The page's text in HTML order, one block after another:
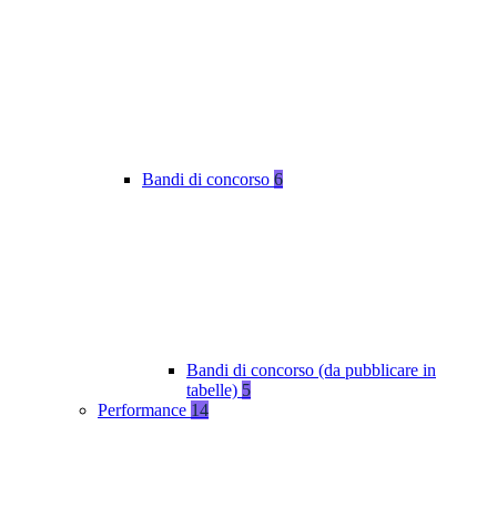
Bandi di concorso 6
Bandi di concorso (da pubblicare in
tabelle) 5
Performance 14